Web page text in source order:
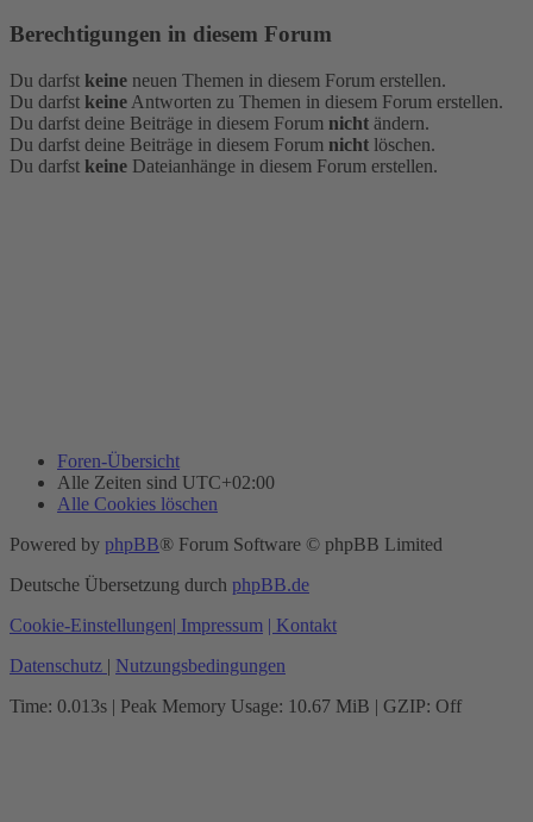
Berechtigungen in diesem Forum
Du darfst keine neuen Themen in diesem Forum erstellen.
Du darfst keine Antworten zu Themen in diesem Forum erstellen.
Du darfst deine Beiträge in diesem Forum nicht ändern.
Du darfst deine Beiträge in diesem Forum nicht löschen.
Du darfst keine Dateianhänge in diesem Forum erstellen.
Foren-Übersicht
Alle Zeiten sind UTC+02:00
Alle Cookies löschen
Powered by phpBB® Forum Software © phpBB Limited
Deutsche Übersetzung durch phpBB.de
Cookie-Einstellungen| Impressum | Kontakt
Datenschutz | Nutzungsbedingungen
Time: 0.013s | Peak Memory Usage: 10.67 MiB | GZIP: Off